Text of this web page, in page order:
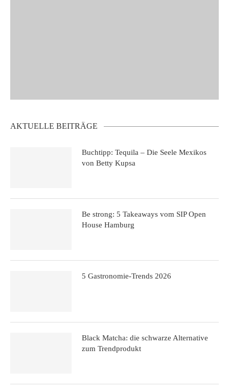
AKTUELLE BEITRÄGE
Buchtipp: Tequila – Die Seele Mexikos
von Betty Kupsa
Be strong: 5 Takeaways vom SIP Open
House Hamburg
5 Gastronomie-Trends 2026
Black Matcha: die schwarze Alternative
zum Trendprodukt